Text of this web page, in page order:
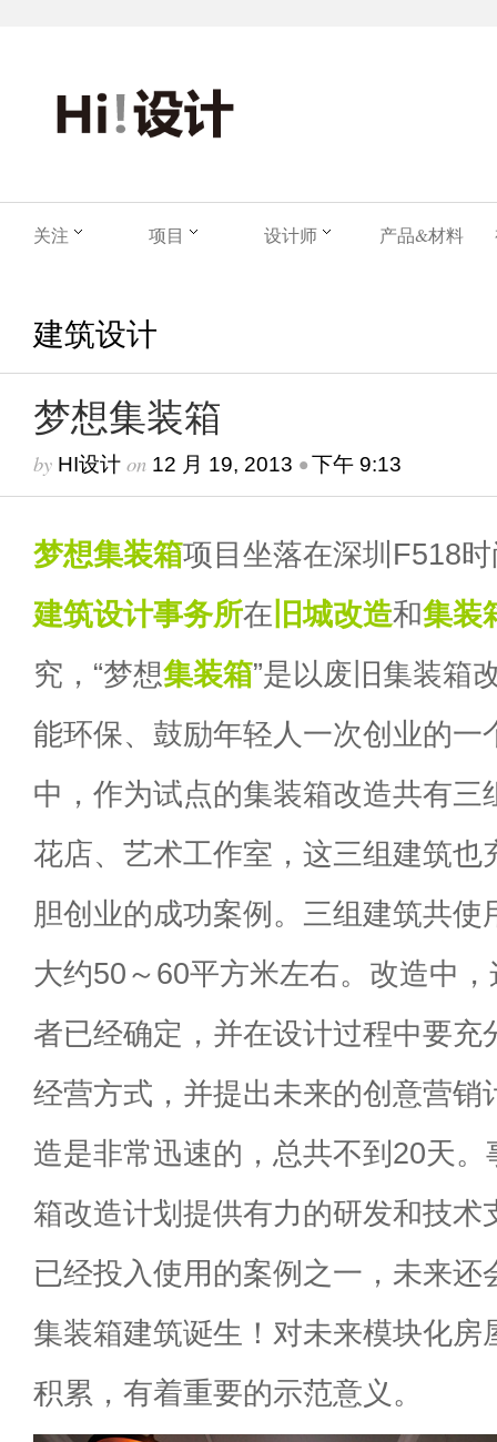
关注 项目 设计师 产品&材料
建筑设计
梦想集装箱
by HI设计 on 12 月 19, 2013 •下午 9:13
梦想集装箱项目坐落在深圳F518
建筑设计事务所在 旧城改造和集装
究，“梦想集装箱”是以废旧集装箱
能环保、鼓励年轻人一次创业的一
中，作为试点的集装箱改造共有三
花店、艺术工作室，这三组建筑也
胆创业的成功案例。三组建筑共使
大约50～60平方米左右。改造中
者已经确定，并在设计过程中要充
经营方式，并提出未来的创意营销
造是非常迅速的，总共不到20天
箱改造计划提供有力的研发和技术
已经投入使用的案例之一，未来还
集装箱建筑诞生！对未来模块化房
积累，有着重要的示范意义。